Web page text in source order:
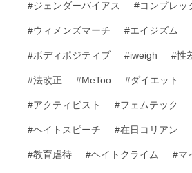
#ジェンダーバイアス #コンプレッ
#ウィメンズマーチ #エイジズム
#ボディポジティブ #iweigh #性
#法改正 #MeToo #ダイエット
#アクティビスト #フェムテック
#ヘイトスピーチ #在日コリアン
#教育虐待 #ヘイトクライム #マ